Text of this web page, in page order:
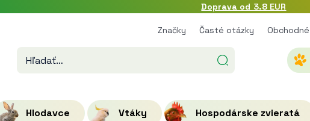
Doprava od 3.8 EUR
Značky Časté otázky
Hlodavce Vtáky Hospodárske zvieratá